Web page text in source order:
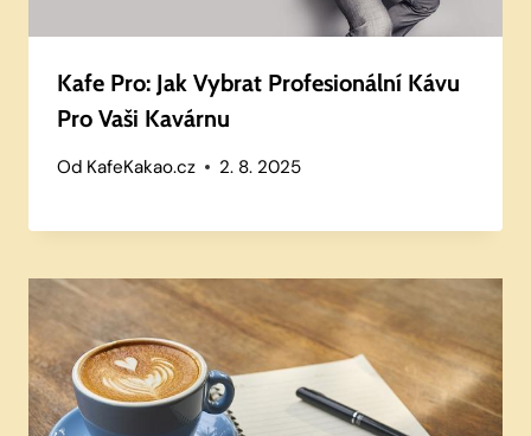
Kafe Pro: Jak Vybrat Profesionální Kávu
Pro Vaši Kavárnu
Od KafeKakao.cz 2. 8. 2025